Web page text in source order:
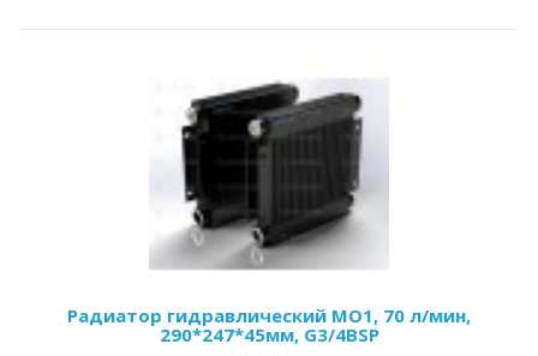
Радиатор гидравлический МО1, 70 л/мин,
290*247*45мм, G3/4BSP